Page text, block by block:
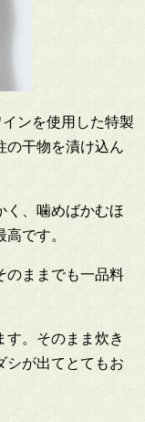
ンを使用した特製
の干物を漬け込ん
く、噛めばかむほ
です。
のままでも一品料
す。そのまま 炊き
シが出てとてもお